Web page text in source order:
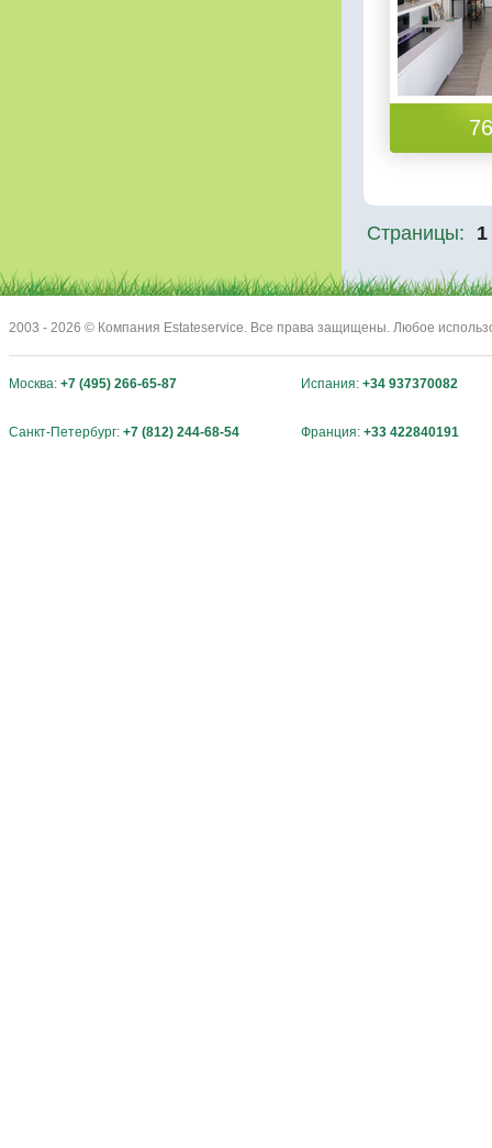
Страницы: 1
2003 - 2026 © Компания Estateservice. Все права защищены. Любое
Москва: +7 (495) 266-65-87 Испания: +34 937370082
Санкт-Петербург: +7 (812) 244-68-54 Франция: +33 422840191